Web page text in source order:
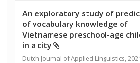
An exploratory study of
of vocabulary knowledge of
Vietnamese preschool-age
in a city
Dutch Journal of Applied Linguistics, 2021